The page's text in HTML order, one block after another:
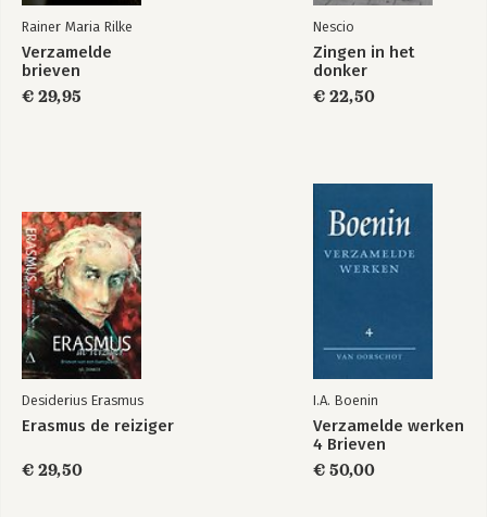
Rainer Maria Rilke
Verzamelde
brieven
€ 29,95
Nescio
Zingen in het
donker
€ 22,50
Desiderius Erasmus
Erasmus de reiziger
€ 29,50
I.A. Boenin
Verzamelde werken
4 Brieven
€ 50,00